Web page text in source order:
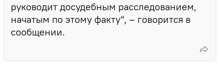
руководит досудебным расследованием,
начатым по этому факту“, – говорится в
сообщении.